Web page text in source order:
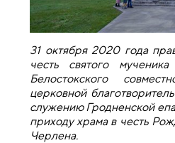
31 октября 2020 года
честь святого
Белостокского
церковной
служению Гродненской
приходу храма в честь
Черлена.